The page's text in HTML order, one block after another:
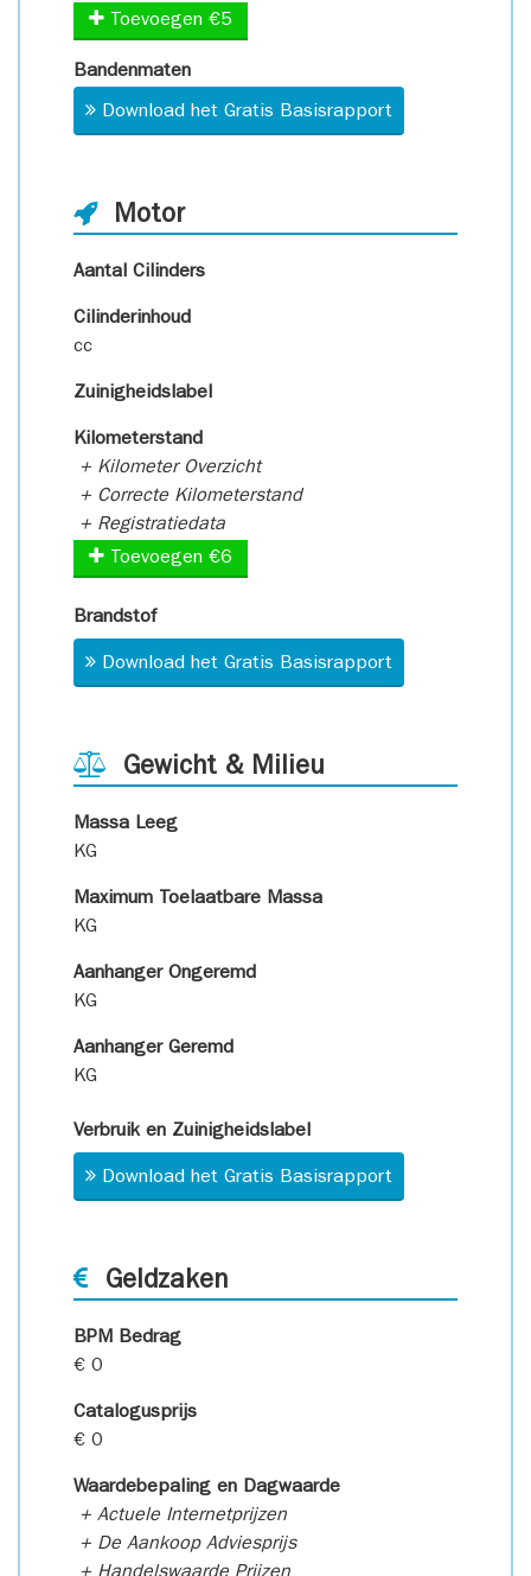
Toevoegen €5
Bandenmaten
Download het Gratis Basisrapport
Motor
Aantal Cilinders
Cilinderinhoud
cc
Zuinigheidslabel
Kilometerstand
+ Kilometer Overzicht
+ Correcte Kilometerstand
+ Registratiedata
Toevoegen €6
Brandstof
Download het Gratis Basisrapport
Gewicht & Milieu
Massa Leeg
KG
Maximum Toelaatbare Massa
KG
Aanhanger Ongeremd
KG
Aanhanger Geremd
KG
Verbruik en Zuinigheidslabel
Download het Gratis Basisrapport
Geldzaken
BPM Bedrag
€ 0
Catalogusprijs
€ 0
Waardebepaling en Dagwaarde
+ Actuele Internetprijzen
+ De Aankoop Adviesprijs